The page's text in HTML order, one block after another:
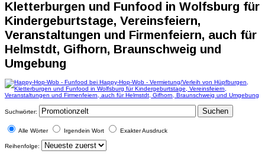
Kletterburgen und Funfood in Wolfsburg für
Kindergeburtstage, Vereinsfeiern,
Veranstaltungen und Firmenfeiern, auch für
Helmstdt, Gifhorn, Braunschweig und
Umgebung
Suchwörter: Suchen
Alle Wörter Irgendein Wort Exakter Ausdruck
Reihenfolge: